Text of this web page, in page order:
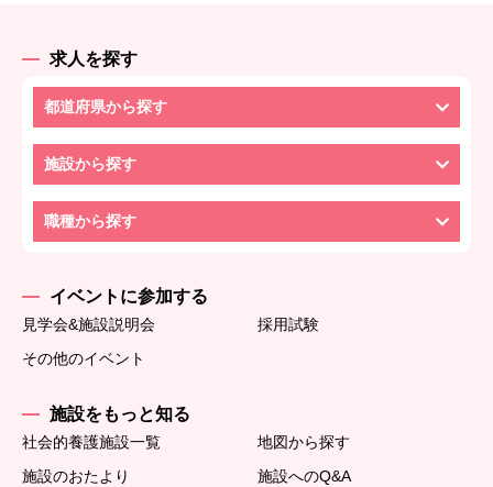
求人を探す
都道府県から探す
施設から探す
職種から探す
イベントに参加する
見学会&施設説明会
採用試験
その他のイベント
施設をもっと知る
社会的養護施設一覧
地図から探す
施設のおたより
施設へのQ&A